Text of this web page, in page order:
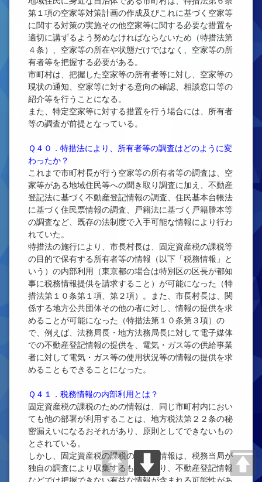
第１項の空家等対策計画の作成及びこれに基づく空家等
に関する対策の実施その他空家等に関する必要な措置を
適切に講ずるよう努めなければならないため（特措法第
４条）、空家等の所在や状態だけではなく、空家等の所
有者等を把握する必要がある。
市町村は、把握した空家等の所有者等に対し、空家等の
現状の通知、空家等に対する意向の確認、相談窓口等の
紹介等を行うことになる。
また、特定空家等に対する措置を行う場合には、所有者
等の調査が前提となっている。
Ｑ４０．特措法により、所有者等の調査はどのように変
わったか？
これまで市町村長が行う空家等の所有者等の調査は、空
家等がある地域住民等への聞き取り調査に加え、不動産
登記法に基づく不動産登記情報の調査、住民基本台帳法
に基づく住民票情報の調査、戸籍法に基づく戸籍謄本等
の調査など、既存の法制度で入手可能な情報により行わ
れていた。
特措法の施行により、市長村長は、固定資産税の課税等
の目的で保有する所有者等の情報（以下「税務情報」と
いう）の内部利用（東京都の場合は特別区の区長が都知
事に税務情報提供を請求すること）が可能になった（特
措法第１０条第１項、第２項）。また、市長村長は、関
係する地方公共団体その他の者に対し、情報の提供を求
めることが可能になった（特措法第１０条第３項）の
で、例えば、法務局長・地方法務局長に対して電子媒体
での不動産登記情報の提供を、電気・ガス等の供給事業
者に対して電気・ガス等の使用状況等の情報の提供を求
めることもできることになった。
Ｑ４１．税務情報の内部利用とは？
固定資産税の課税のための情報は、同じ市町村内におい
ても他の部署が利用することは、地方税法第２２条の秘
密漏えいになるおそれがあり、原則としてできないもの
とされている。
しかし、固定資産税の課税のための情報は、税務当局が
独自の調査により収集するものもあり、不動産登記情報